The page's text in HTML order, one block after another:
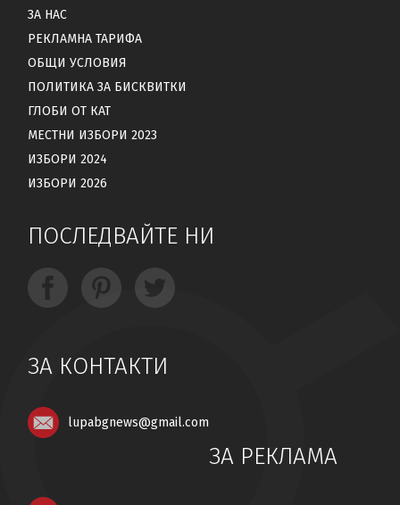
ЗА НАС
РЕКЛАМНА ТАРИФА
ОБЩИ УСЛОВИЯ
ПОЛИТИКА ЗА БИСКВИТКИ
ГЛОБИ ОТ КАТ
МЕСТНИ ИЗБОРИ 2023
ИЗБОРИ 2024
ИЗБОРИ 2026
ПОСЛЕДВАЙТЕ НИ
ЗА КОНТАКТИ
lupabgnews@gmail.com
ЗА РЕКЛАМА